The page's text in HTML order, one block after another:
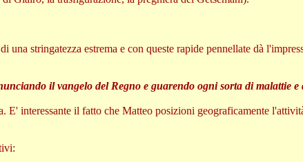
stringatezza estrema e con queste rapide pennellate dà
il vangelo del Regno e guarendo ogni sorta di malattie
interessante il fatto che Matteo posizioni geograficamente